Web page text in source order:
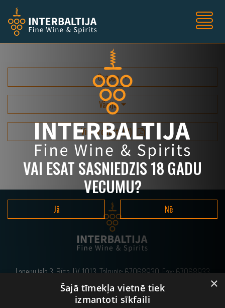
VAI ESAT SASNIEDZIS 18 GADU
VECUMU?
Jā Nē
Grappa
Vācija
Visi produkti(0)
Lapeņu iela 3, Rīga, LV-1013, Tālrunis:67068930, Fax: 67068933
E-pasts:info@interbaltija.lv
×
Šajā tīmekļa vietnē tiek
izmantoti sīkfaili